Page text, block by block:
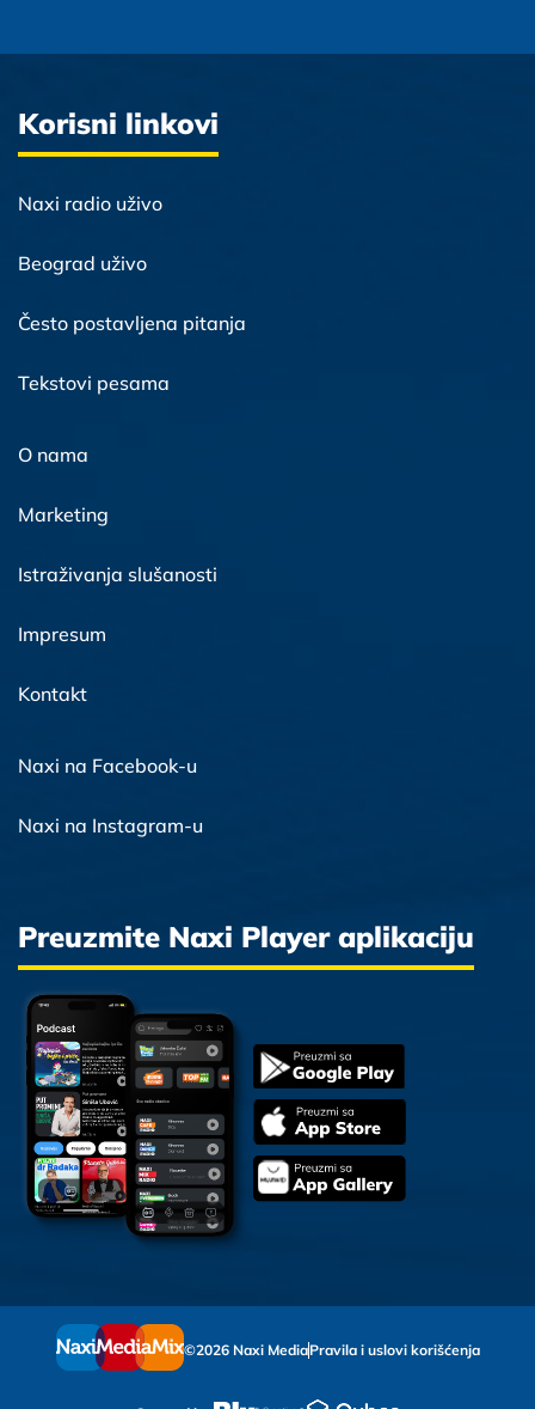
Korisni linkovi
Naxi radio uživo
Beograd uživo
Često postavljena pitanja
Tekstovi pesama
O nama
Marketing
Istraživanja slušanosti
Impresum
Kontakt
Naxi na Facebook-u
Naxi na Instagram-u
Preuzmite Naxi Player aplikaciju
©2026 Naxi MediaPravila i uslovi korišćenja